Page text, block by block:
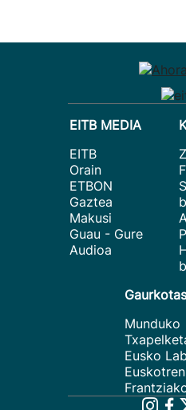
EITB MEDIA
EITB
Orain
ETBON
Gaztea
Makusi
Guau - Gure
Audioa
Munduko
Eusko